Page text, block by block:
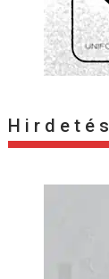
H i r d e t é s